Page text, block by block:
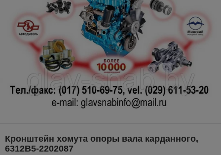
Кронштейн хомута опоры вала карданного,
6312В5-2202087